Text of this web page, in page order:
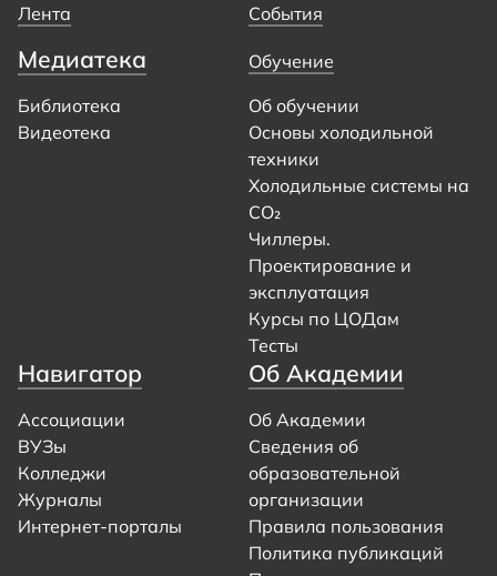
Лента События
Медиатека
Библиотека
Видеотека
Обучение
Об обучении
Основы холодильной
техники
Холодильные системы на
CO₂
Чиллеры.
Проектирование и
эксплуатация
Курсы по ЦОДам
Тесты
Навигатор
Ассоциации
ВУЗы
Колледжи
Журналы
Интернет-порталы
Об Академии
Об Академии
Сведения об
образовательной
организации
Правила пользования
Политика публикаций